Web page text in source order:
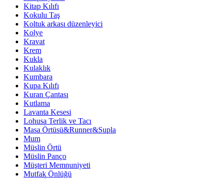
Kitap Kılıfı
Kokulu Taş
Koltuk arkası düzenleyici
Kolye
Kravat
Krem
Kukla
Kulaklık
Kumbara
Kupa Kılıfı
Kuran Çantası
Kutlama
Lavanta Kesesi
Lohusa Terlik ve Tacı
Masa Örtüsü&Runner&Supla
Mum
Müslin Örtü
Müslin Panço
Müşteri Memnuniyeti
Mutfak Önlüğü